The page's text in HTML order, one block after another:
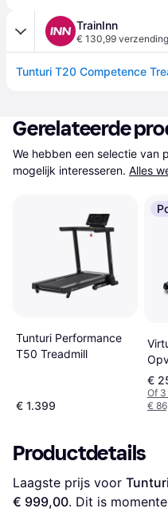
TrainInn
€ 130,99 verzending
Tunturi T20 Competence
Gerelateerde
We hebben een selectie van
mogelijk interesseren. Alles
Tunturi Performance
T50 Treadmill
€ 1.399
€
Of
€
Productdetails
Laagste prijs voor
€ 999,00. Dit is